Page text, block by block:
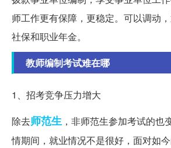
师工作更有保障，更稳定。可以调动
社保和职业年金。
教师编制考试难在哪
1、招考竞争压力增大
除去师范生 ，非师范生参加考试的也
情期间，就业情况不是很好，面对如